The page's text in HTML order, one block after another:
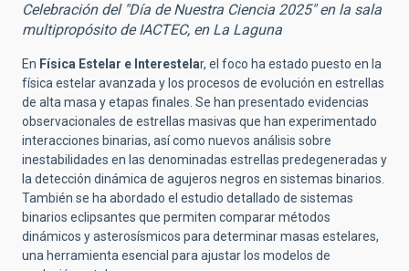
Celebración del "Día de Nuestra Ciencia 2025" en la sala
multipropósito de IACTEC, en La Laguna
En Física Estelar e Interestelar, el foco ha estado puesto en la
física estelar avanzada y los procesos de evolución en estrellas
de alta masa y etapas finales. Se han presentado evidencias
observacionales de estrellas masivas que han experimentado
interacciones binarias, así como nuevos análisis sobre
inestabilidades en las denominadas estrellas predegeneradas y
la detección dinámica de agujeros negros en sistemas binarios.
También se ha abordado el estudio detallado de sistemas
binarios eclipsantes que permiten comparar métodos
dinámicos y asterosísmicos para determinar masas estelares,
una herramienta esencial para ajustar los modelos de